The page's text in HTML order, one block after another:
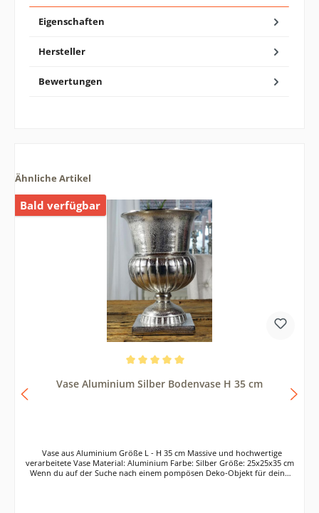
Eigenschaften
Hersteller
Bewertungen
Ähnliche Artikel
Bald verfügbar
Vase Aluminium Silber Bodenvase H 35 cm
Vase aus Aluminium Größe L - H 35 cm Massive und hochwertige
verarbeitete Vase Material: Aluminium Farbe: Silber Größe: 25x25x35 cm
Wenn du auf der Suche nach einem pompösen Deko-Objekt für deine